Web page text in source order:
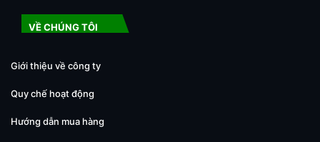
VỀ CHÚNG TÔI
Giới thiệu về công ty
Quy chế hoạt động
Hướng dẫn mua hàng